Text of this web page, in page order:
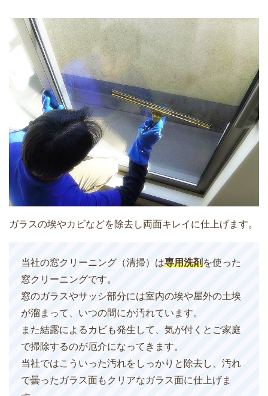
ガラスの埃やカビなどを除去し両面キレイに仕上げます。
当社の窓クリーニング（清掃）は専用洗剤を使った
窓クリーニングです。
窓のガラスやサッシ部分には室内の埃や屋外の土埃
が溜まって、いつの間にか汚れています。
また結露によるカビも発生して、気が付くとご家庭
で掃除するのが厄介になってきます。
当社ではこういった汚れをしっかりと除去し、汚れ
で曇ったガラス面もクリアなガラス面に仕上げま